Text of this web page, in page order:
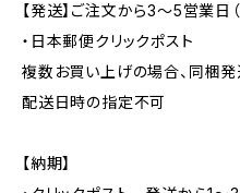
【発送】ご注文から3〜5営業日
・日本郵便クリックポスト
複数お買い上げの場合、同梱発
配送日時の指定不可
【納期】